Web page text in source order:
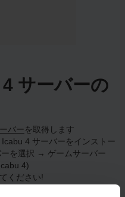
サーバーの
バーを取得します
4 サーバーをインストー
を選択 → ゲームサーバー
4)
ください!